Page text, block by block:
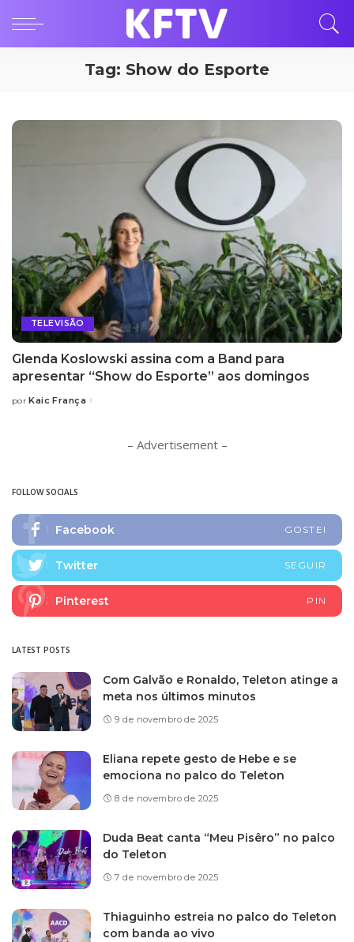
Tag: Show do Esporte
TELEVISÃO
Glenda Koslowski assina com a Band para
apresentar “Show do Esporte” aos domingos
Posted
por Kaic França
– Advertisement –
FOLLOW SOCIALS
Facebook GOSTEI
Twitter SEGUIR
Pinterest PIN
LATEST POSTS
Com Galvão e Ronaldo, Teleton atinge a
meta nos últimos minutos
9 de novembro de 2025
Eliana repete gesto de Hebe e se
emociona no palco do Teleton
8 de novembro de 2025
Duda Beat canta “Meu Pisêro” no palco
do Teleton
7 de novembro de 2025
Thiaguinho estreia no palco do Teleton
com banda ao vivo